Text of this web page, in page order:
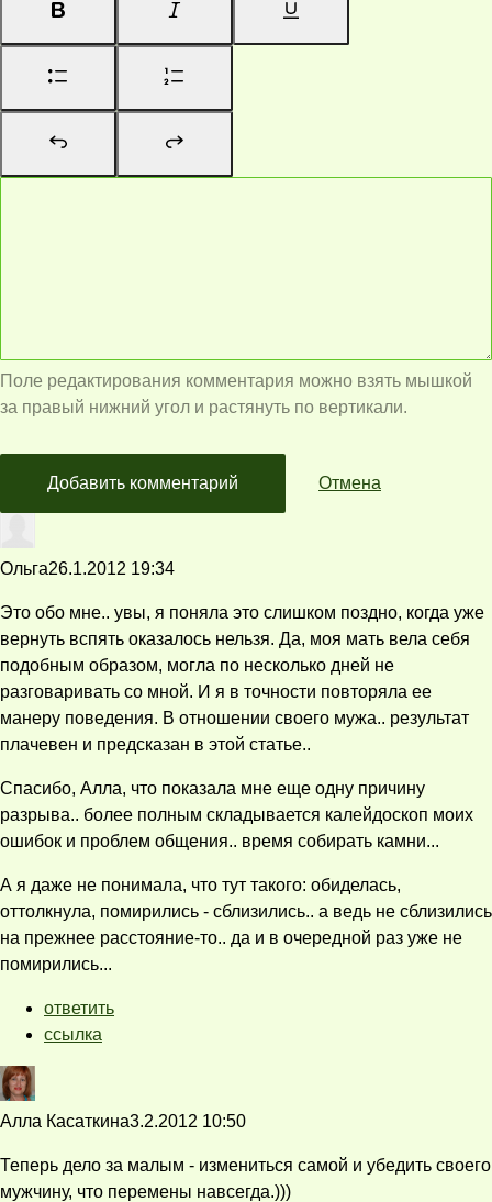
Поле редактирования комментария можно взять мышкой
за правый нижний угол и растянуть по вертикали.
Добавить комментарий Отмена
Ольга26.1.2012 19:34
Это обо мне.. увы, я поняла это слишком поздно, когда уже
вернуть вспять оказалось нельзя. Да, моя мать вела себя
подобным образом, могла по несколько дней не
разговаривать со мной. И я в точности повторяла ее
манеру поведения. В отношении своего мужа.. результат
плачевен и предсказан в этой статье..
Спасибо, Алла, что показала мне еще одну причину
разрыва.. более полным складывается калейдоскоп моих
ошибок и проблем общения.. время собирать камни...
А я даже не понимала, что тут такого: обиделась,
оттолкнула, помирились - сблизились.. а ведь не сблизились
на прежнее расстояние-то.. да и в очередной раз уже не
помирились...
ответить
ссылка
Алла Касаткина3.2.2012 10:50
Теперь дело за малым - измениться самой и убедить своего
мужчину, что перемены навсегда.)))